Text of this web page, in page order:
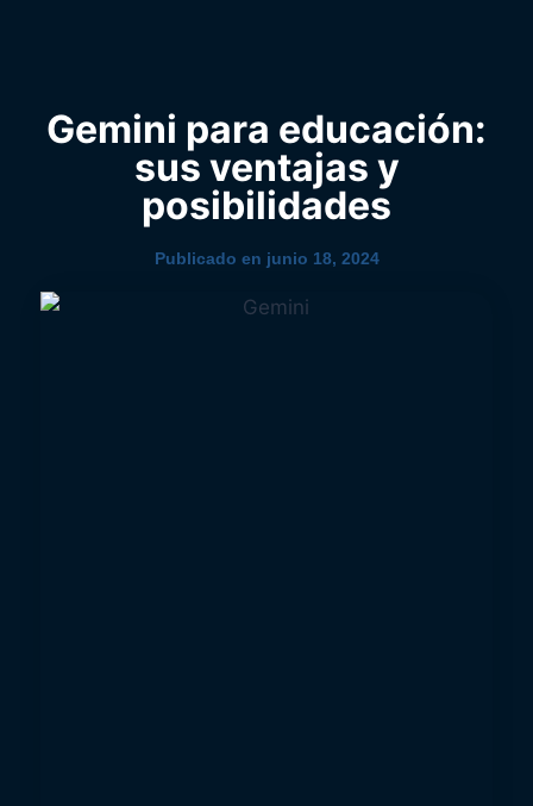
Gemini para educación:
sus ventajas y
posibilidades
Publicado en junio 18, 2024